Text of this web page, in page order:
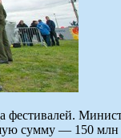
сумму — 150 млн